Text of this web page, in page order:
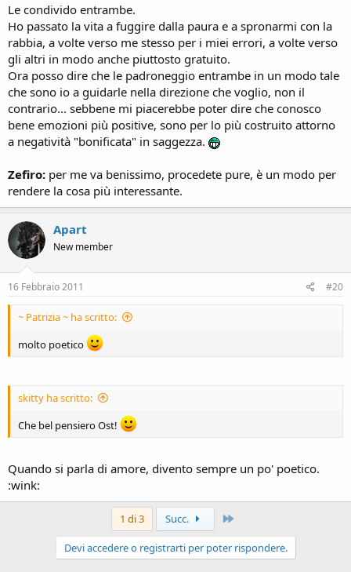
Le condivido entrambe.
Ho passato la vita a fuggire dalla paura e a spronarmi con la
rabbia, a volte verso me stesso per i miei errori, a volte verso
gli altri in modo anche piuttosto gratuito.
Ora posso dire che le padroneggio entrambe in un modo tale
che sono io a guidarle nella direzione che voglio, non il
contrario... sebbene mi piacerebbe poter dire che conosco
bene emozioni più positive, sono per lo più costruito attorno
a negatività "bonificata" in saggezza.
Zefiro: per me va benissimo, procedete pure, è un modo per
rendere la cosa più interessante.
Apart
New member
16 Febbraio 2011 #20
~ Patrizia ~ ha scritto:
molto poetico
skitty ha scritto:
Che bel pensiero Ost!
Quando si parla di amore, divento sempre un po' poetico.
:wink:
1 di 3 Succ.
Devi accedere o registrarti per poter rispondere.